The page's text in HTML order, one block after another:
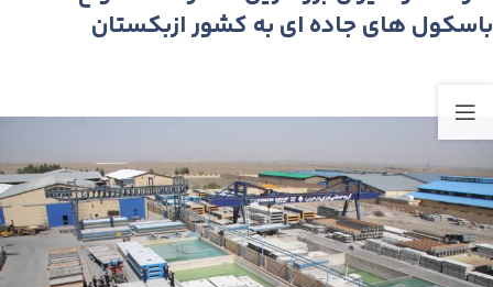
باسکول های جاده ای به کشور ازبکستان